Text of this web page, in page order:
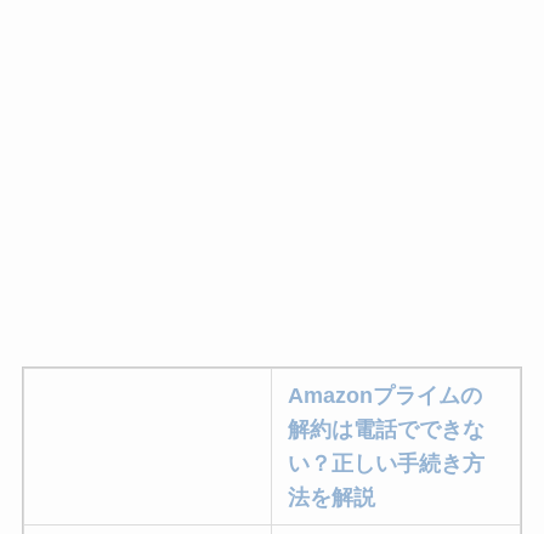
Amazonプライムの
解約は電話でできな
い？正しい手続き方
法を解説